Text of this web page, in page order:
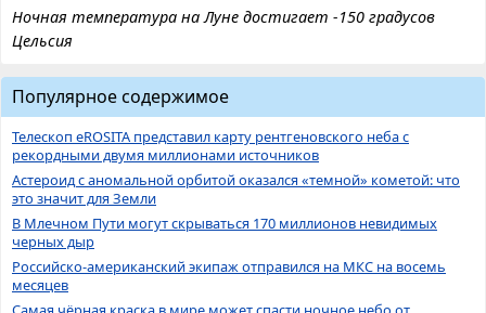
Ночная температура на Луне достигает -150 градусов
Цельсия
Популярное содержимое
Телескоп eROSITA представил карту рентгеновского неба с
рекордными двумя миллионами источников
Астероид с аномальной орбитой оказался «темной» кометой: что
это значит для Земли
В Млечном Пути могут скрываться 170 миллионов невидимых
черных дыр
Российско-американский экипаж отправился на МКС на восемь
месяцев